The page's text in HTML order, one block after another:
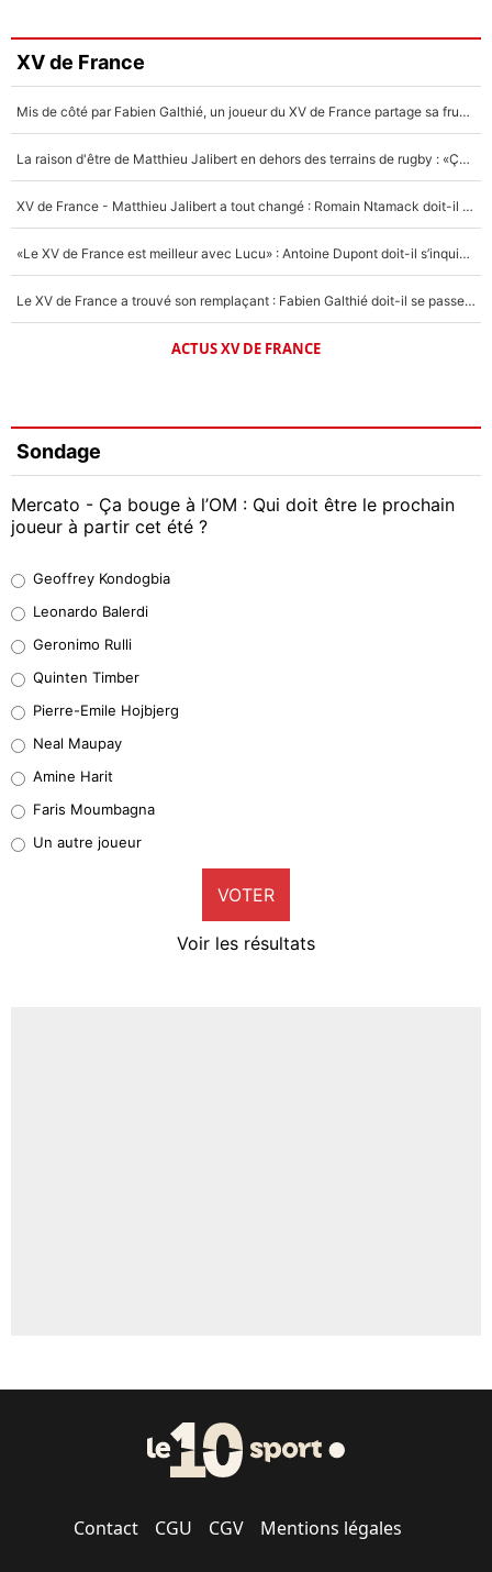
XV de France
Mis de côté par Fabien Galthié, un joueur du XV de France partage sa frustration : «ils ne me l’ont pas dit tout de suite»
La raison d'être de Matthieu Jalibert en dehors des terrains de rugby : «Ça m'atteint autant que si tu touches à un membre de ma famille»
XV de France - Matthieu Jalibert a tout changé : Romain Ntamack doit-il s’inquiéter pour sa place à un an de la Coupe du monde ?
«Le XV de France est meilleur avec Lucu» : Antoine Dupont doit-il s’inquiéter pour sa place ?
Le XV de France a trouvé son remplaçant : Fabien Galthié doit-il se passer d'Antoine Dupont ?
ACTUS XV DE FRANCE
Sondage
Mercato - Ça bouge à l’OM : Qui doit être le prochain
joueur à partir cet été ?
38%
32%
5%
1%
9%
Geoffrey Kondogbia
Leonardo Balerdi
Geronimo Rulli
Quinten Timber
Pierre-Emile Hojbjerg
Neal Maupay
Amine Harit
Faris Moumbagna
Un autre joueur
VOTER
Voir les résultats
Contact CGU CGV Mentions légales